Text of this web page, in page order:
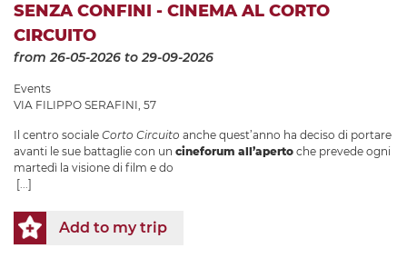
SENZA CONFINI - CINEMA AL CORTO
CIRCUITO
from 26-05-2026 to 29-09-2026
Events
VIA FILIPPO SERAFINI, 57
Il centro sociale Corto Circuito anche quest’anno ha deciso di portare
avanti le sue battaglie con un cineforum all’aperto che prevede ogni
martedì la visione di film e do
[...]
Add to my trip